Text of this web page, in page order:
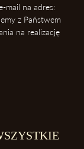
mail na adres:
z Państwem
na realizację